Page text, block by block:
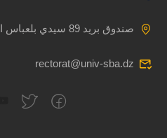
صندوق بريد 89 سيدي بلعباس الجزائر
rectorat@univ-sba.dz